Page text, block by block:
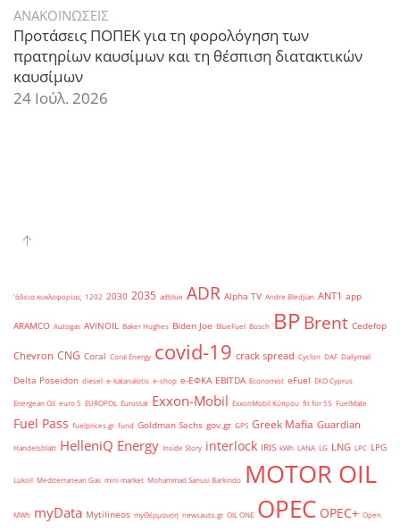
ΑΝΑΚΟΙΝΩΣΕΙΣ
Προτάσεις ΠΟΠΕΚ για τη φορολόγηση των
πρατηρίων καυσίμων και τη θέσπιση διατακτικών
καυσίμων
24 Ιούλ. 2026
'άδεια κυκλοφορίας 1202 2030 2035 adblue ADR Alpha TV Andre Bledjian ANT1 app
ARAMCO Autogas AVINOIL Baker Hughes Biden Joe BlueFuel Bosch BPBrent Cedefop
Chevron CNG Coral Coral Energy covid-19 crack spread Cyclon DAF Dailymail
Delta Poseidon diesel e-katanalotis e-shop e-ΕΦΚΑ EBITDA Economist eFuel EKO Cyprus
Energean Oil euro 5 EUROPOL Eurostat Exxon-Mobil ExxonMobil Κύπρου fit for 55 FuelMate
Fuel Pass fuelprices.gr fund Goldman Sachs gov.gr GPS Greek Mafia Guardian
Handelsblatt HelleniQ Energy Inside Story interlock IRIS kWh LANA LG LNG LPC LPG
Lukoil Mediterranean Gas mini market Mohammad Sanusi Barkindo MOTOR OIL
MWh myData Mytilineos myΘέρμανση newsauto.gr OIL ONE OPEC OPEC+ Open